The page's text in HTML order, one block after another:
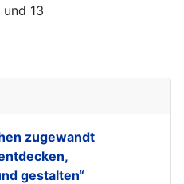
13
zugewandt
gestalten“